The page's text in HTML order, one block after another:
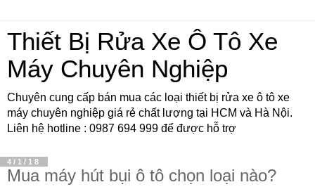
Thiết Bị Rửa Xe Ô Tô Xe
Máy Chuyên Nghiệp
Chuyên cung cấp bán mua các loại thiết bị rửa xe ô tô xe
máy chuyên nghiệp giá rẻ chất lượng tại HCM và Hà Nội.
Liên hệ hotline : 0987 694 999 để được hỗ trợ
4/1/18
Mua máy hút bụi ô tô chọn loại nào?